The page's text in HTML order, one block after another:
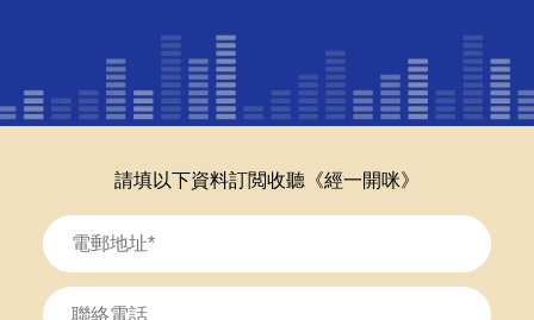
請填以下資料訂閲收聽《經一開咪》